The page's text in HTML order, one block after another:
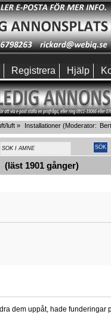
Registrera Hjälp
luft» Installationer (Moderator:
1901 gånger)
dem uppåt, hade funderingar